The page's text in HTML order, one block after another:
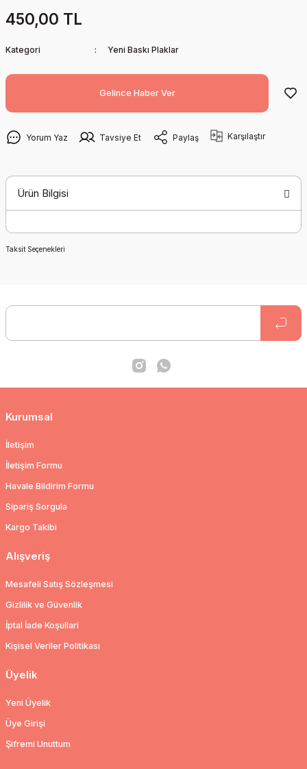
450,00 TL
Kategori Yeni Baskı Plaklar
Gelince Haber Ver
Yorum Yaz Tavsiye Et Paylaş Karşılaştır
Ürün Bilgisi
Taksit Seçenekleri
Kurumsal
İletişim
İletişim Formu
Havale Bildirim Formu
Sipariş Sorgula
Kargo Takibi
Alışveriş
Mesafeli Satış Sözleşmesi
Gizlilik ve Güvenlik
İptal İade Koşullari
Kişisel Veriler Politikası
Üyelik
Yeni Üyelik
Üye Girişi
Şifremi Unuttum